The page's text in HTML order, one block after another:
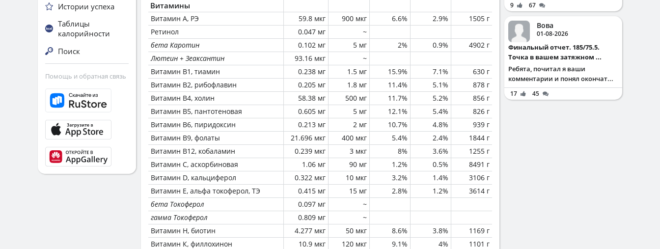
Витамины
Витамин А, РЭ 59.8 мкг 900 мкг 6.6% 2.9%
1505 г
Ретинол
0.047 мг
~
бета Каротин
0.102 мг 5 мг 2% 0.9%
4902 г
Лютеин + Зеаксантин
93.16 мкг
~
Витамин В1, тиамин
0.238 мг 1.5 мг 15.9% 7.1%
630 г
Витамин В2, рибофлавин
0.205 мг 1.8 мг 11.4% 5.1%
878 г
Витамин В4, холин
58.38 мг 500 мг 11.7% 5.2%
856 г
Витамин В5, пантотеновая
0.605 мг 5 мг 12.1% 5.4%
826 г
Витамин В6, пиридоксин
0.213 мг 2 мг 10.7% 4.8%
939 г
Витамин В9, фолаты
21.696 мкг 400 мкг 5.4% 2.4%
1844 г
Витамин В12, кобаламин
0.239 мкг 3 мкг 8% 3.6%
1255 г
Витамин C, аскорбиновая
1.06 мг 90 мг 1.2% 0.5%
8491 г
Витамин D, кальциферол
0.322 мкг 10 мкг 3.2% 1.4%
3106 г
Витамин Е, альфа токоферол, ТЭ
0.415 мг 15 мг 2.8% 1.2%
3614 г
бета Токоферол
0.097 мг
~
гамма Токоферол
0.809 мг
~
Витамин Н, биотин
4.277 мкг 50 мкг 8.6% 3.8%
1169 г
Витамин К, филлохинон
10.9 мкг 120 мкг 9.1% 4%
1101 г
Истории успеха
Таблицы
калорийности
Поиск
Помощь и обратная связь
9 67
Вова
01-08-2026
Финальный отчет. 185/75.5.
Точка в вашем затяжном ...
Ребята, почитал я ваши
комментарии и понял окончат...
17 45